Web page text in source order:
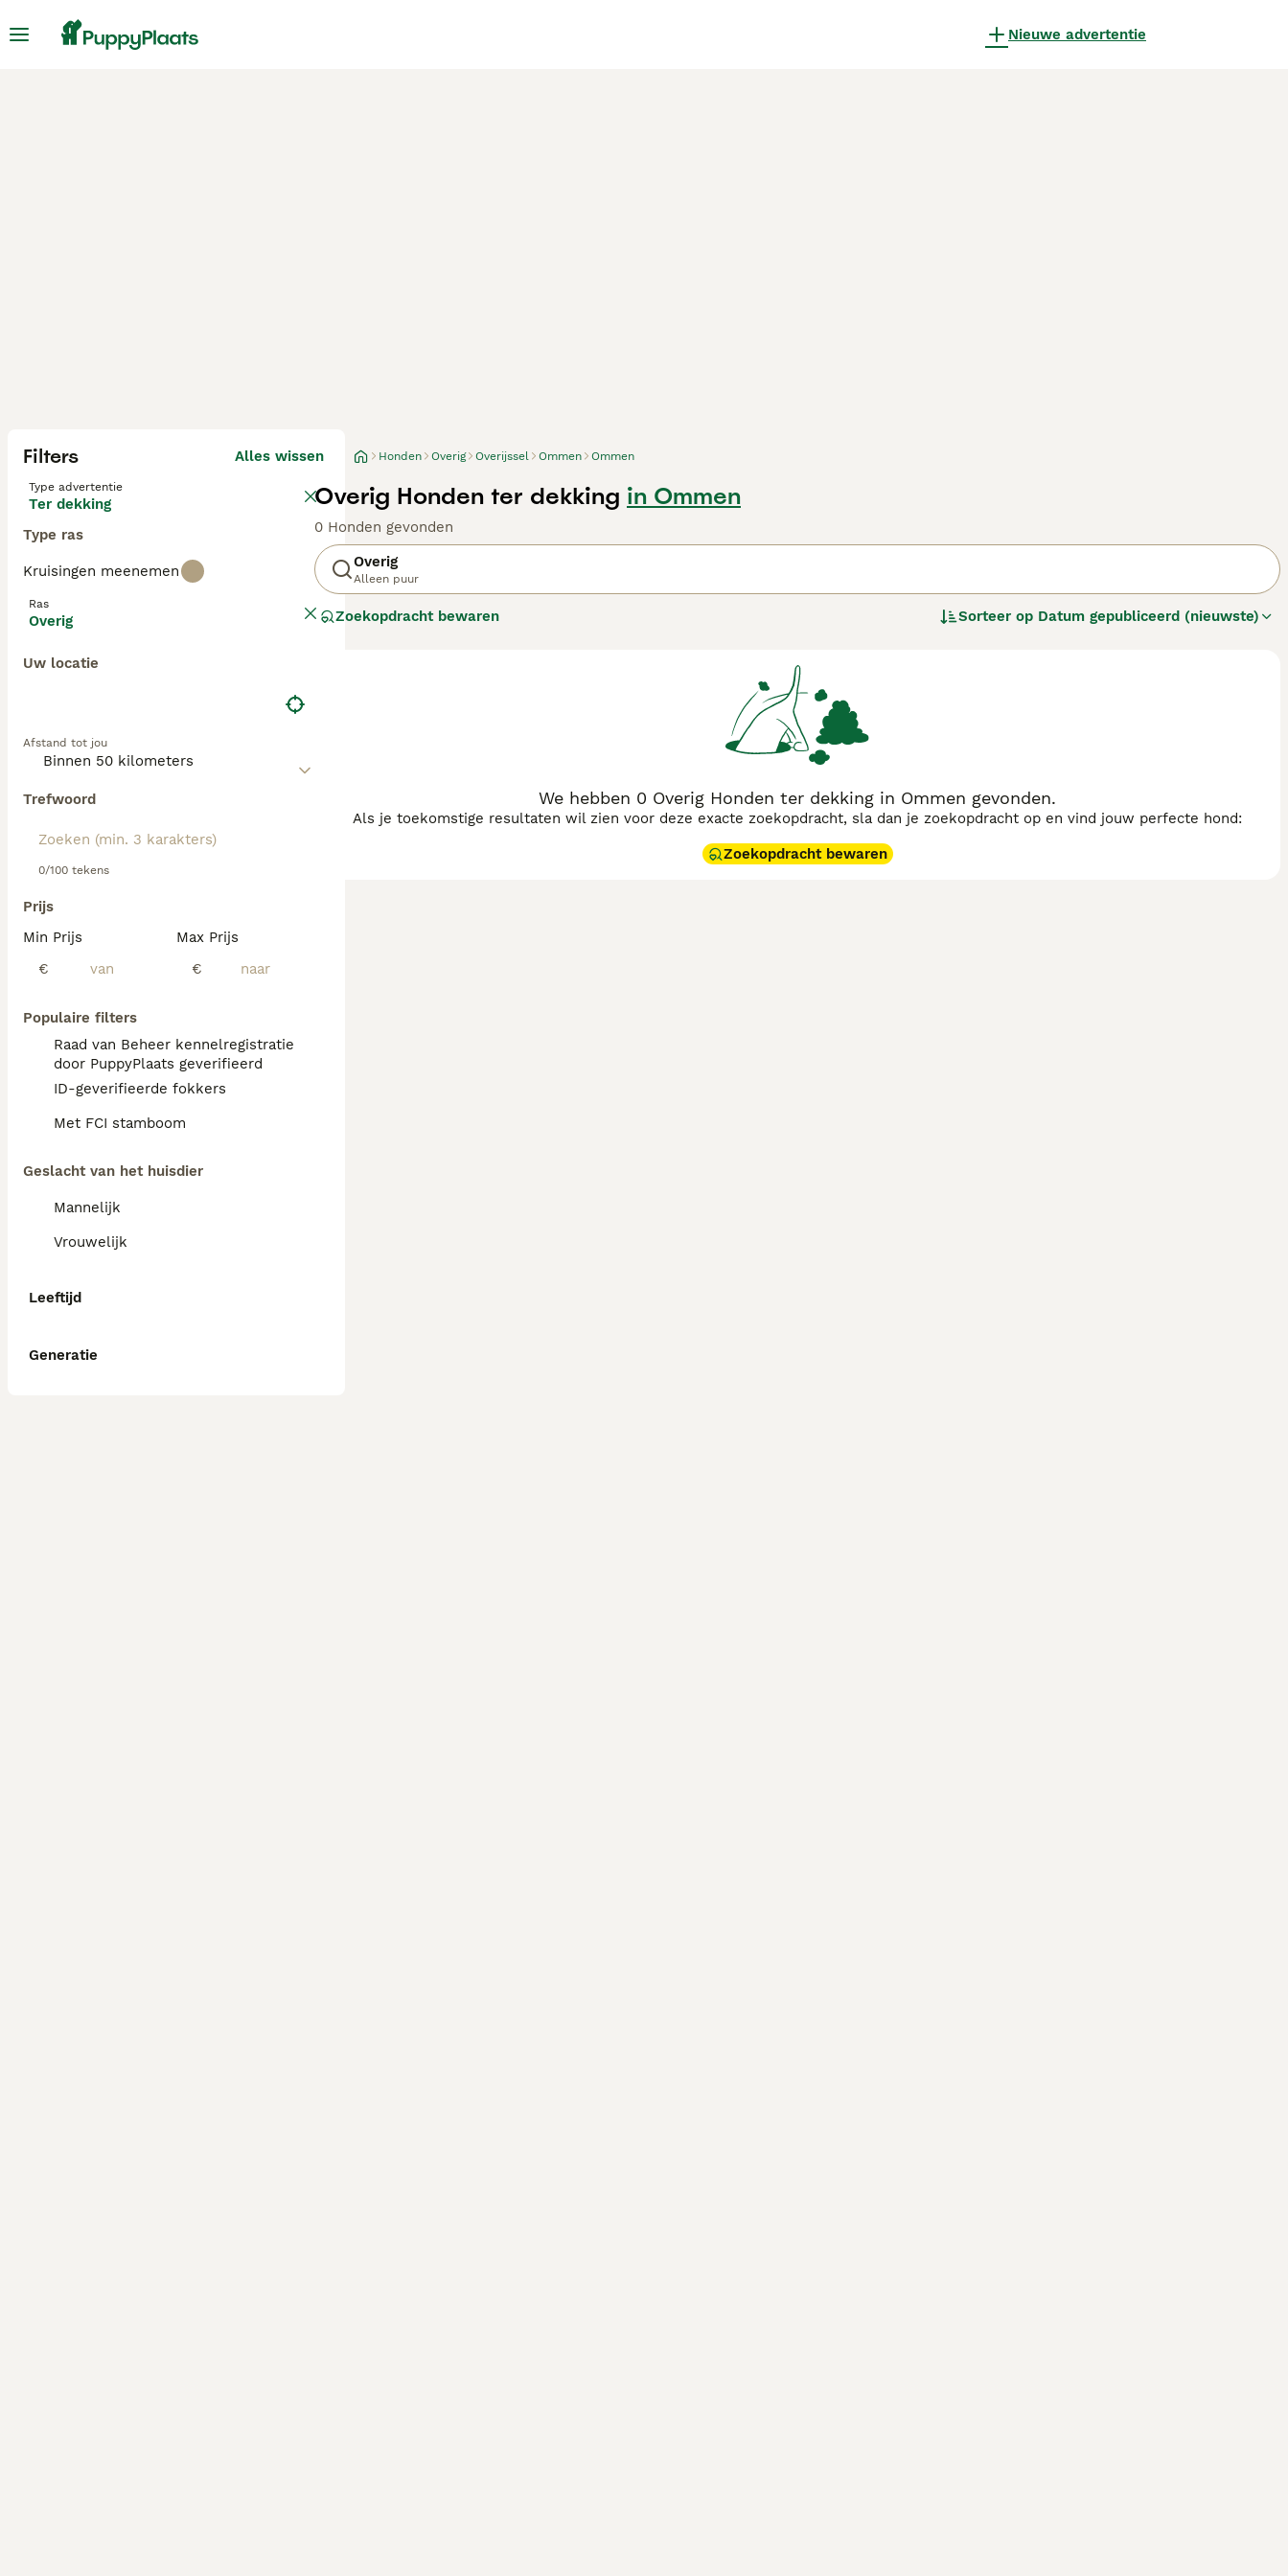
Nieuwe advertentie
Filters Alles wissen
Type advertentie
Ter dekking
Type ras
Kruisingen meenemen
Ras
Overig
Uw locatie
Afstand tot jou
Trefwoord
0/100 tekens
Prijs
Min Prijs
€
Max Prijs
€
Populaire filters
Raad van Beheer kennelregistratie
door PuppyPlaats geverifieerd
ID-geverifieerde fokkers
Met FCI stamboom
Geslacht van het huisdier
Mannelijk
Vrouwelijk
Leeftijd
Generatie
Honden Overig Overijssel Ommen Ommen
Overig Honden ter dekking in Ommen
0 Honden gevonden
Overig
Alleen puur
Zoekopdracht bewaren Sorteer op Datum gepubliceerd (nieuwste)
We hebben 0 Overig Honden ter dekking in Ommen gevonden.
Als je toekomstige resultaten wil zien voor deze exacte zoekopdracht, sla dan je zoekopdracht op en vind jouw perfecte hond:
Zoekopdracht bewaren